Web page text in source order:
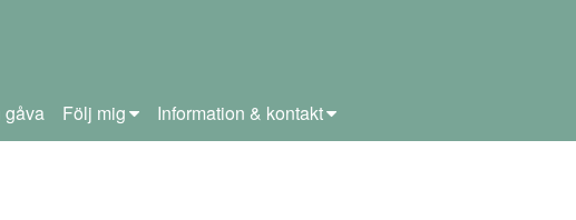
gåva Följ mig Information & kontakt